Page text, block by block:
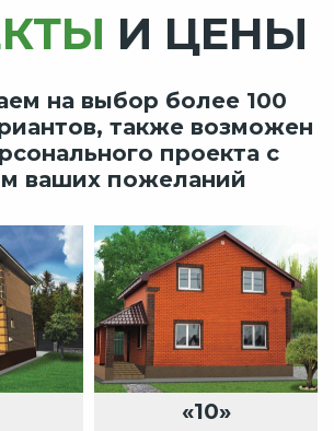
И ЦЕНЫ
на выбор более 100
также возможен
проекта с
ваших пожеланий
«10»